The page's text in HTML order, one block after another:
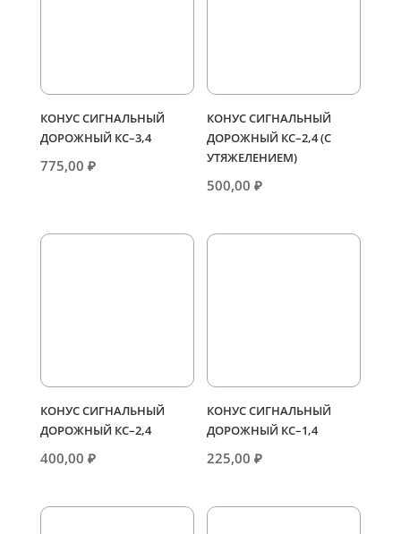
КОНУС СИГНАЛЬНЫЙ
ДОРОЖНЫЙ КС–3,4
775,00 ₽
КОНУС СИГНАЛЬНЫЙ
ДОРОЖНЫЙ КС–2,4 (С
УТЯЖЕЛЕНИЕМ)
500,00₽
КОНУС СИГНАЛЬНЫЙ
ДОРОЖНЫЙ КС–2,4
400,00 ₽
КОНУС СИГНАЛЬНЫЙ
ДОРОЖНЫЙ КС–1,4
225,00₽